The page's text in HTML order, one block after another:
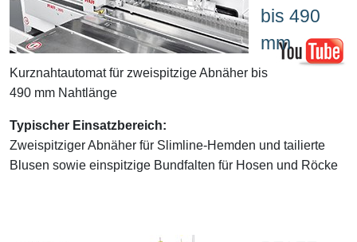
bis 490
mm
Kurznahtautomat für zweispitzige Abnäher bis
490 mm Nahtlänge
Typischer Einsatzbereich:
Zweispitziger Abnäher für Slimline-Hemden und tailierte
Blusen sowie einspitzige Bundfalten für Hosen und Röcke